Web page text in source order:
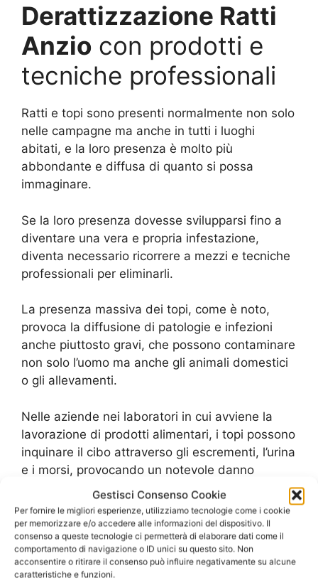
Gestisci Consenso Cookie
Per fornire le migliori esperienze, utilizziamo tecnologie come i cookie
per memorizzare e/o accedere alle informazioni del dispositivo. Il
consenso a queste tecnologie ci permetterà di elaborare dati come il
comportamento di navigazione o ID unici su questo sito. Non
acconsentire o ritirare il consenso può influire negativamente su alcune
caratteristiche e funzioni.
Derattizzazione Ratti
Anzio con prodotti e
tecniche professionali
Ratti e topi sono presenti normalmente non solo
nelle campagne ma anche in tutti i luoghi
abitati, e la loro presenza è molto più
abbondante e diffusa di quanto si possa
immaginare.
Se la loro presenza dovesse svilupparsi fino a
diventare una vera e propria infestazione,
diventa necessario ricorrere a mezzi e tecniche
professionali per eliminarli.
La presenza massiva dei topi, come è noto,
provoca la diffusione di patologie e infezioni
anche piuttosto gravi, che possono contaminare
non solo l’uomo ma anche gli animali domestici
o gli allevamenti.
Nelle aziende nei laboratori in cui avviene la
lavorazione di prodotti alimentari, i topi possono
inquinare il cibo attraverso gli escrementi, l’urina
e i morsi, provocando un notevole danno
economico. L’unico sistema per evitare lo
sviluppo di una colonia di grandi dimensioni, e
le relative, gravi, conseguenze, è quello di
rivolgersi ad un’azienda specializzata nelle
operazioni diDerattizzazione Ratti Anzioe
disinfestazione professionale, che possa